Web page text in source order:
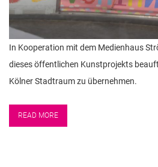
In Kooperation mit dem Medienhaus
dieses öffentlichen Kunstprojekts
Kölner Stadtraum zu übernehmen.
READ MORE